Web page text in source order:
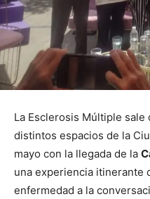
La Esclerosis Múltiple
distintos espacios de la
mayo con la llegada de la
una experiencia itinerante
enfermedad a la